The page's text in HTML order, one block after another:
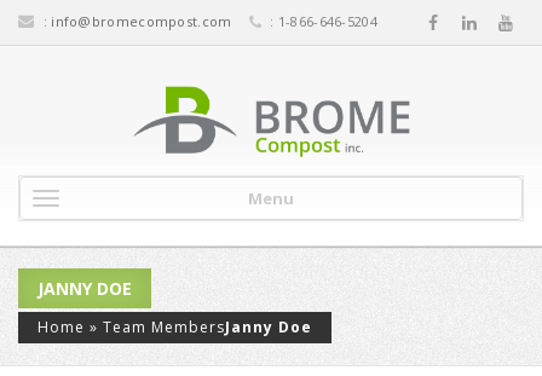
: info@bromecompost.com : 1-866-646-5204
Menu
JANNY DOE
Home » Team MembersJanny Doe